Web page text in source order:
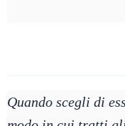
Quando scegli di